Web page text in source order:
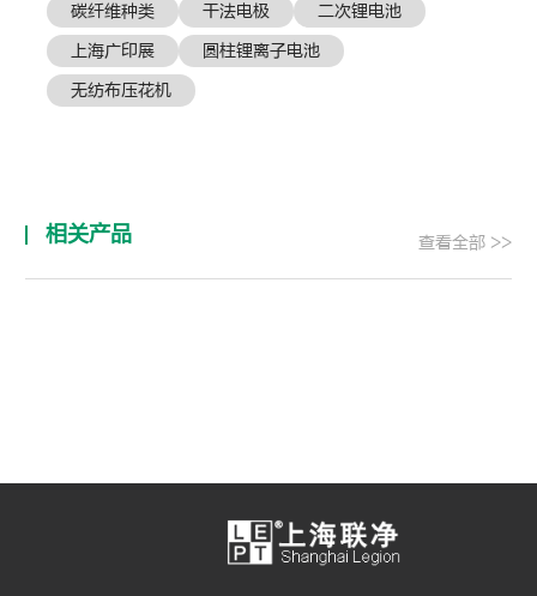
碳纤维种类
干法电极
二次锂电池
上海广印展
圆柱锂离子电池
无纺布压花机
相关产品 查看全部 >>